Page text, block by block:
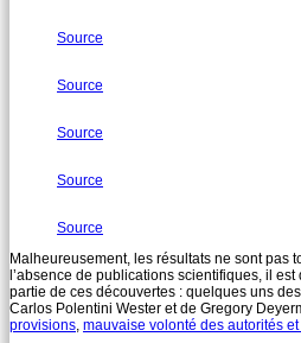
Source
Source
Source
Source
Source
Malheureusement, les résultats ne sont pas
l’absence de publications scientifiques, il
partie de ces découvertes : quelques uns
Carlos Polentini Wester et de Gregory
provisions mauvaise volonté des autorités